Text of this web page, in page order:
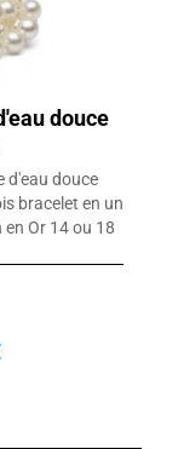
douce
d'eau douce
bracelet en un
Or 14 ou 18